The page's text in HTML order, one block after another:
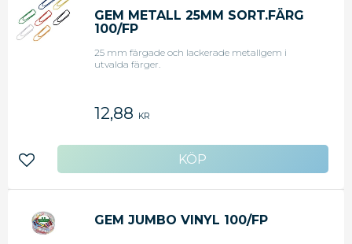
GEM METALL 25MM SORT.FÄRG
100/FP
25 mm färgade och lackerade metallgem i
utvalda färger.
12,88 KR
Lägg till i favoriter
GEM JUMBO VINYL 100/FP